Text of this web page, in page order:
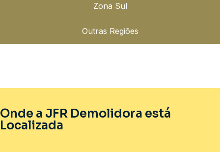
Zona Sul
Outras Regiões
Onde a JFR Demolidora está
Localizada